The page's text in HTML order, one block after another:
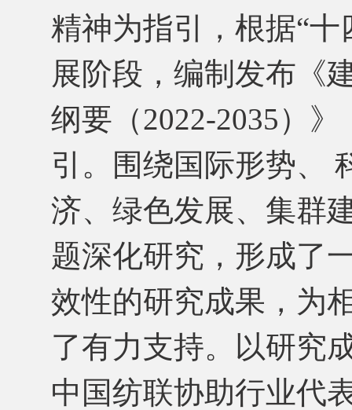
精神为指引，根据“
展阶段，编制发布《
纲要（2022-2035）
引。围绕国际形势、
济、绿色发展、集群
题深化研究，形成了
效性的研究成果，为
了有力支持。以研究
中国纺联协助行业代